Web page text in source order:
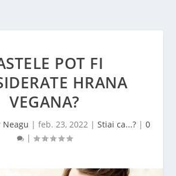
POT FI
HRANA
VEGANA?
Neagu | feb. 23, 2022| Stiai ca...?| 0
|